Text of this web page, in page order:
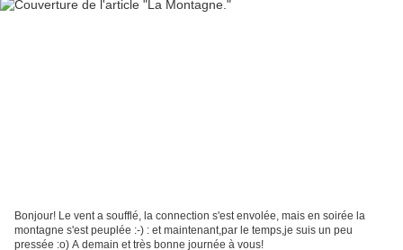
Bonjour! Le vent a soufflé, la connection s'est envolée, mais en soirée la
montagne s'est peuplée :-) : et maintenant,par le temps,je suis un peu
pressée :o) A demain et très bonne journée à vous!